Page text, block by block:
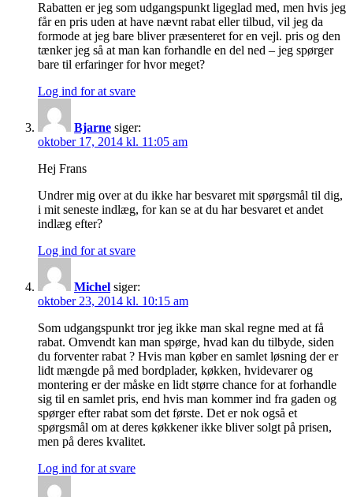
Rabatten er jeg som udgangspunkt ligeglad med, men hvis jeg
får en pris uden at have nævnt rabat eller tilbud, vil jeg da
formode at jeg bare bliver præsenteret for en vejl. pris og den
tænker jeg så at man kan forhandle en del ned – jeg spørger
bare til erfaringer for hvor meget?
Log ind for at svare
Bjarne siger:
oktober 17, 2014 kl. 11:05 am
Hej Frans
Undrer mig over at du ikke har besvaret mit spørgsmål til dig,
i mit seneste indlæg, for kan se at du har besvaret et andet
indlæg efter?
Log ind for at svare
Michel siger:
oktober 23, 2014 kl. 10:15 am
Som udgangspunkt tror jeg ikke man skal regne med at få
rabat. Omvendt kan man spørge, hvad kan du tilbyde, siden
du forventer rabat ? Hvis man køber en samlet løsning der er
lidt mængde på med bordplader, køkken, hvidevarer og
montering er der måske en lidt større chance for at forhandle
sig til en samlet pris, end hvis man kommer ind fra gaden og
spørger efter rabat som det første. Det er nok også et
spørgsmål om at deres køkkener ikke bliver solgt på prisen,
men på deres kvalitet.
Log ind for at svare